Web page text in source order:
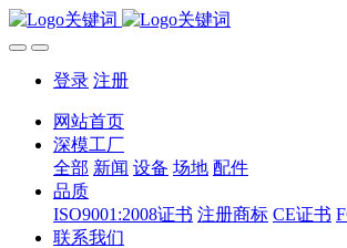
登录 注册
网站首页
深模工厂
全部 新闻 设备 场地 配件
品质
ISO9001:2008证书 注册商标 CE证书
联系我们